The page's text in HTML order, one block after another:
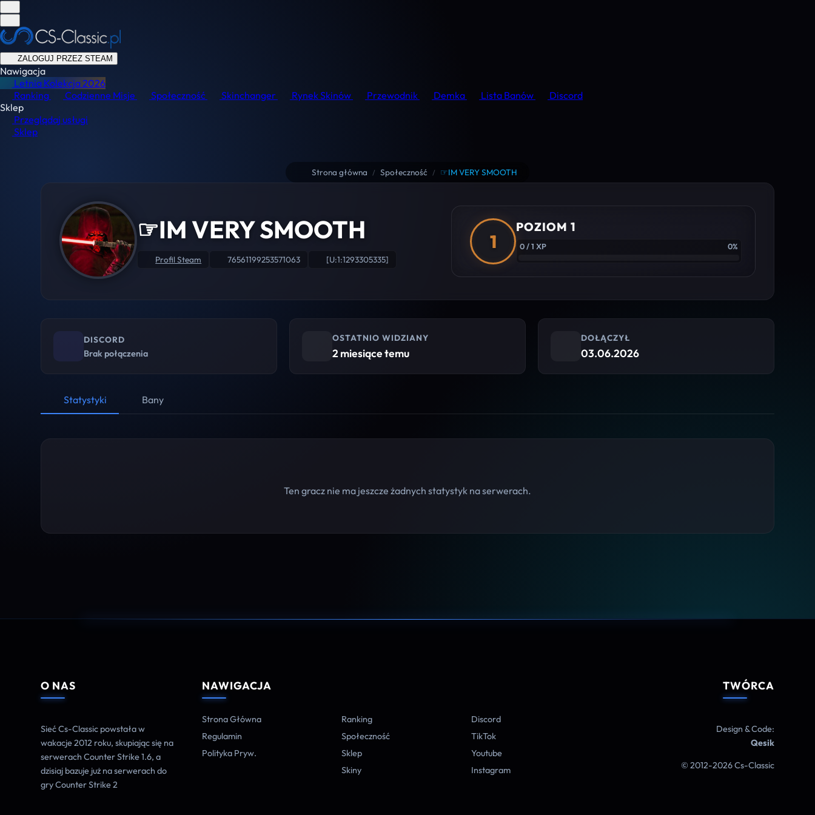
ZALOGUJ PRZEZ STEAM
Nawigacja
Letnia Kolekcja2026
Ranking
Codzienne Misje Społeczność Skinchanger Rynek Skinów Przewodnik Demka Lista Banów
Discord
Sklep
Przeglądaj usługi
Sklep
Strona główna / Społeczność / ☞IM VERY SMOOTH
☞IM VERY SMOOTH
Profil Steam 76561199253571063 [U:1:1293305335]
1
POZIOM 1
0 / 1 XP 0%
DISCORD
Brak połączenia
OSTATNIO WIDZIANY
2 miesiące temu
DOŁĄCZYŁ
03.06.2026
Statystyki Bany
Ten gracz nie ma jeszcze żadnych statystyk na serwerach.
O NAS
Sieć Cs-Classic powstała w
wakacje 2012 roku, skupiając się na
serwerach Counter Strike 1.6, a
dzisiaj bazuje już na serwerach do
gry Counter Strike 2
NAWIGACJA
Strona Główna
Regulamin
Polityka Pryw.
Ranking
Społeczność
Sklep
Skiny
Discord
TikTok
Youtube
Instagram
TWÓRCA
Design & Code:
Qesik
© 2012-2026 Cs-Classic